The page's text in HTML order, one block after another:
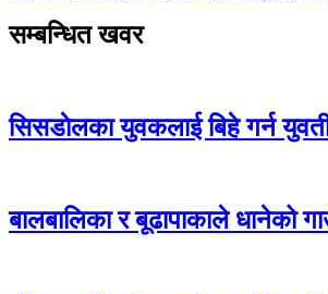
सम्बन्धित खवर
सिसडाेलका युवकलाई बिहे गर्न
बालबालिका र बूढापाकाले धानेको